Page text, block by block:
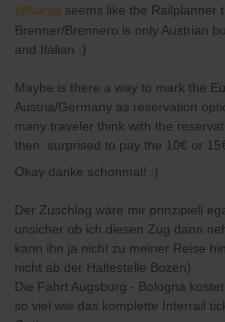
@Nanja seems like the Railplanner
Brenner/Brennero is only Austrian
and Italian :)
Maybe is there a way to mark the
Austria/Germany as reservation
many traveler think with the
then surprised to pay the 10€ or
Okay danke schonmal! :)
Der Zuschlag wäre mir prinzipiell
unsicher ob ich diesen Zug dann
kann ihn ja nicht zu meiner Reise
nicht ab der Haltestelle Bozen)
Die Fahrt Augsburg - Bologna
so viel wie das komplette Interrail